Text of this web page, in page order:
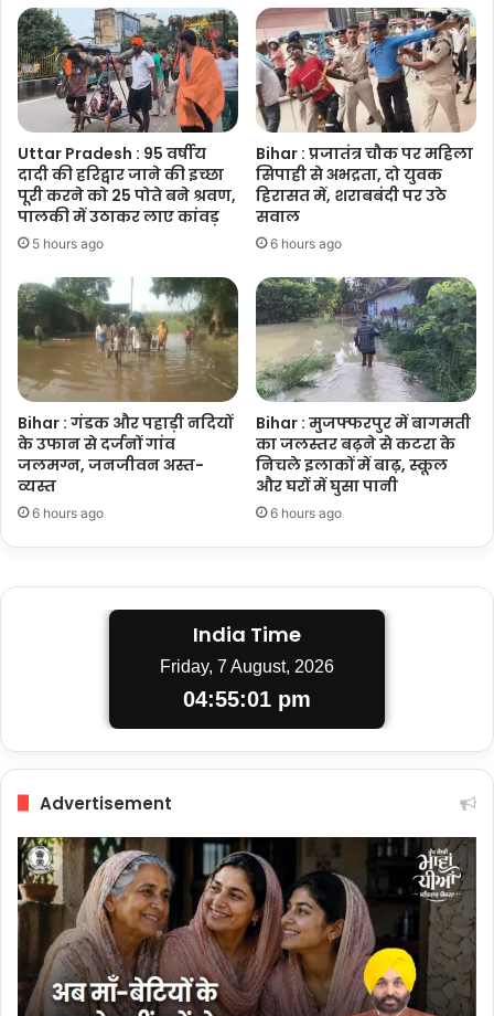
आवेदन
Uttar Pradesh : 95 वर्षीय
दादी की हरिद्वार जाने की इच्छा
पूरी करने को 25 पोते बने श्रवण,
पालकी में उठाकर लाए कांवड़
5 hours ago
Bihar : प्रजातंत्र चौक पर महिला
सिपाही से अभद्रता, दो युवक
हिरासत में, शराबबंदी पर उठे
सवाल
6 hours ago
Bihar : गंडक और पहाड़ी नदियों
के उफान से दर्जनों गांव
जलमग्न, जनजीवन अस्त-
व्यस्त
6 hours ago
Bihar : मुजफ्फरपुर में बागमती
का जलस्तर बढ़ने से कटरा के
निचले इलाकों में बाढ़, स्कूल
और घरों में घुसा पानी
6 hours ago
India Time
Friday, 7 August, 2026
04:55:02 pm
Advertisement